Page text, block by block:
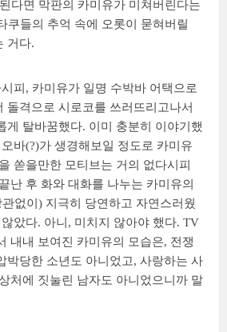
다면 막판의 카미유가 미쳐버린다는
쿠들의 추억 속에 오롯이 묻혀버릴
거다.
피, 카미유가 일명 수박바 어택으로
돌격으로 시로코를 쓰러뜨리고나서
게 탈바꿈했다. 이미 충분히 이야기했
바(?)가 생경해보일 정도로 카미유
쏟을만한 모티브는 거의 없다시피
난 후 화와 대화를 나누는 카미유의
없이) 지극히 당연하고 자연스러웠
았다. 아니, 미치지 않아야 했다. TV
내내 보여진 카미유의 모습은, 전쟁
박당한 소년도 아니었고, 사랑하는 사
처에 짓눌린 남자도 아니었으니까 말